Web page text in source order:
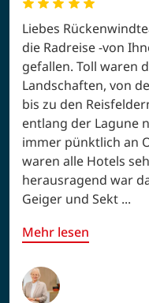
Bewertungsdetails
Landschaftlich
Radreise
5.0
Liebes
die Radreise -von
gefallen. Toll waren
Landschaften, von
entlang der Lagune
waren alle Hotels
herausragend war